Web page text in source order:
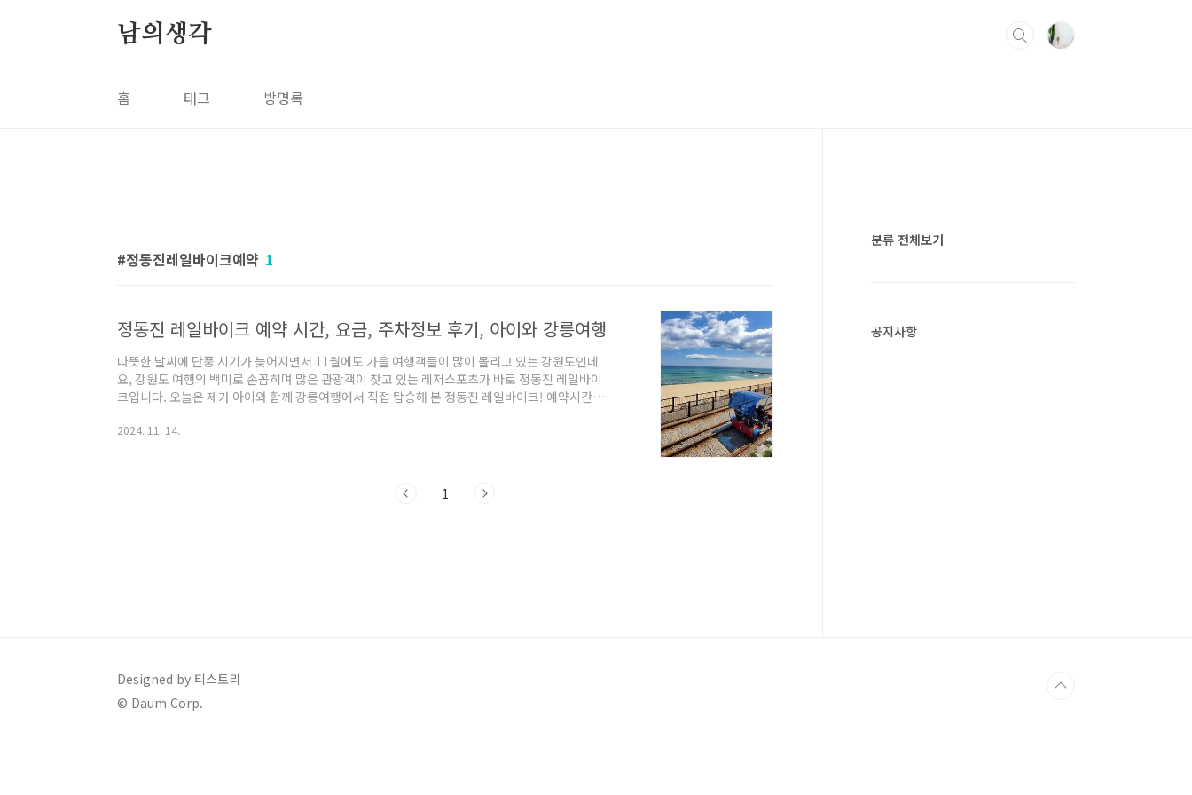
남의생각
홈 태그 방명록
정동진레일바이크예약 1
정동진 레일바이크 예약 시간, 요금, 주차정보 후기, 아이와 강릉여행
따뜻한 날씨에 단풍 시기가 늦어지면서 11월에도 가을 여행객들이 많이 몰리고 있는 강원도인데
요, 강원도 여행의 백미로 손꼽히며 많은 관광객이 찾고 있는 레저스포츠가 바로 정동진 레일바이
크입니다. 오늘은 제가 아이와 함께 강릉여행에서 직접 탑승해 본 정동진 레일바이크! 예약시간과
리했으니 끝까지 읽어보시고 도움받으시기 바랍니다. [ 목 차 ]1. 정동진 레일바이크 예약 시간
2024. 11. 14.
1
분류 전체보기
공지사항
Designed by 티스토리
© Daum Corp.